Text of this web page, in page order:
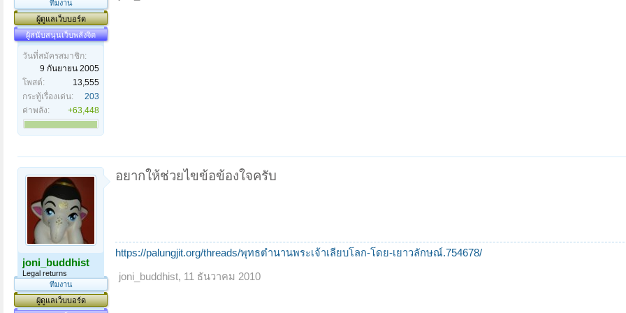
ทีมงาน
ผู้ดูแลเว็บบอร์ด
ผู้สนับสนุนเว็บพลังจิต
วันที่สมัครสมาชิก:
9 กันยายน 2005
โพสต์:
13,555
กระทู้เรื่องเด่น:
203
ค่าพลัง:
+63,448
joni_buddhist
Legal returns
ทีมงาน
ผู้ดูแลเว็บบอร์ด
อยากให้ช่วยไขข้อข้องใจครับ
https://palungjit.org/threads/พุทธตำนานพระเจ้าเลียบโลก-โดย-เยาวลักษณ์.754678/
joni_buddhist, 11 ธันวาคม 2010